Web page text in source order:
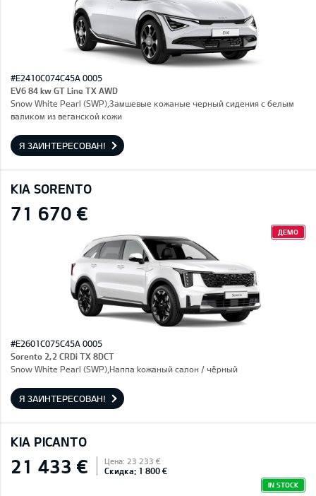
#E2410C074C45A 0005
EV6 84 kw GT Line TX AWD
Snow White Pearl (SWP),Замшевые кожаные черный сидения с белым
валиком из веганской кожи
Я ЗАИНТЕРЕСОВАН!
KIA SORENTO
71 670 €
ДЕМО
#E2601C075C45A 0005
Sorento 2,2 CRDi TX 8DCT
Snow White Pearl (SWP),Hаппа kожаный салон / чёрный
Я ЗАИНТЕРЕСОВАН!
KIA PICANTO
21 433 € Цена: 23 233 €
Скидка: 1 800 €
IN STOCK